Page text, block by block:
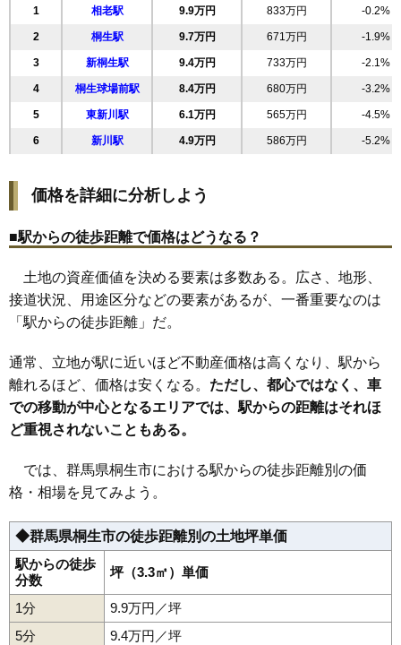
19 平井町 7.5万円 359万円 -1.1%
20 清瀬町 7.1万円 362万円 -3.5%
21 堤町 6.8万円 450万円 -4.4%
22 三吉町 6.5万円 215万円 -17.7%
23 菱町 5.8万円 496万円 -1.2%
24 梅田町 5.4万円 500万円 -1.0%
26 新里町新川 5.3万円
28 新里町小林 4.8万円 743万円 1.5%
29 新里町武井 4.8万円 685万円 -2.4%
30 新里町山上 3.8万円 411万円 -5.5%
31 新里町野
32 新里町鶴ケ谷 2.0万円 278万円 -4.7%
33 新里町高泉 2.0万円 203万円 33.6%
34 黒保根町宿廻 1.3万円 44万円 -21.8%
35 新里町板橋 1.3万円
37 新里町奥沢
1 相老駅 9.9万円 833万円 -0.2%
2 桐生駅 9.7万円 671万円 -1.9%
3 新桐生駅 9.4万円 733万円 -2.1%
4 桐生球場前駅 8.4万円 680万円 -3.2%
5 東新川駅 6.1万円 565万円 -4.5%
6 新川駅 4.9万円 586万円 -5.2%
価格を詳細に分析しよう
■駅からの徒歩距離で価格はどうなる？
土地の資産価値を決める要素は多数ある。広さ、地形、
接道状況、用途区分などの要素があるが、一番重要なのは
「駅からの徒歩距離」だ。
通常、立地が駅に近いほど不動産価格は高くなり、駅から
離れるほど、価格は安くなる。 ただし、都心ではなく、車
での移動が中心となるエリアでは、駅からの距離はそれほ
ど重視されないこともある。
では、群馬県桐生市における駅からの徒歩距離別の価
格・相場を見てみよう。
◆群馬県桐生市の徒歩距離別の土地坪単価
駅からの徒歩
分数
坪（3.3㎡）単価
1分
9.9万円／坪
5分
9.4万円／坪